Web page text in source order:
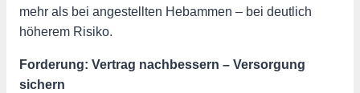
mehr als bei angestellten Hebammen – bei deutlich
höherem Risiko.
Forderung: Vertrag nachbessern – Versorgung
sichern